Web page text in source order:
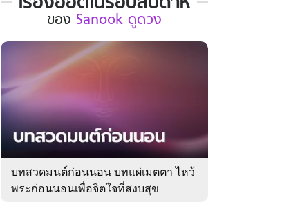
เรื่อง
ใน
รอบ
ของ
Sanook
ดูด
ของ Sanook ดูดวง
บทสวดมนต์ก่อนนอน บทแผ่เมตตา ไหว้
พระก่อนนอนเพื่อจิตใจที่สงบสุข